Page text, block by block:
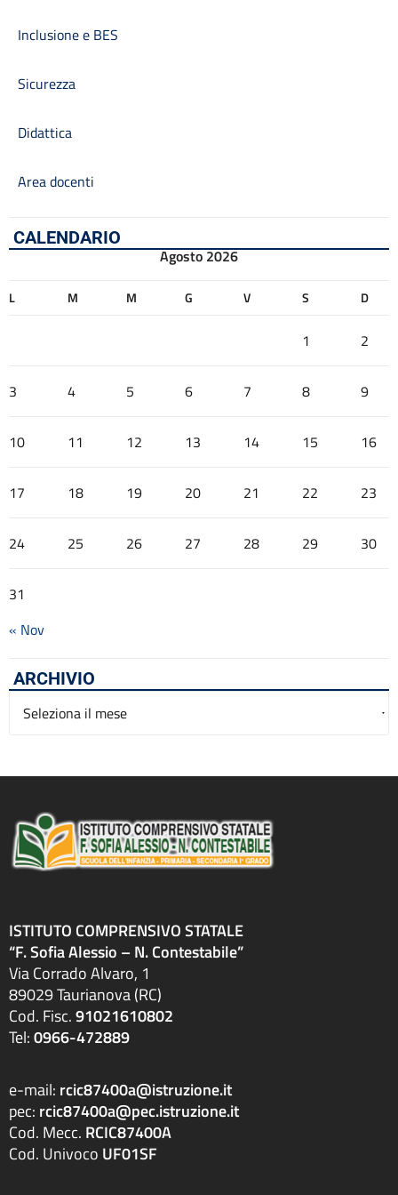
Inclusione e BES
Sicurezza
Didattica
Area docenti
CALENDARIO
Agosto 2026
L M M G V S D
1 2
3 4 5 6 7 8 9
10 11 12 13 14 15 16
17 18 19 20 21 22 23
24 25 26 27 28 29 30
31
« Nov
ARCHIVIO
Archivio
ISTITUTO COMPRENSIVO STATALE
“F. Sofia Alessio – N. Contestabile”
Via Corrado Alvaro, 1
89029 Taurianova (RC)
Cod. Fisc.91021610802
Tel:0966-472889
e-mail: rcic87400a@istruzione.it
pec: rcic87400a@pec.istruzione.it
Cod. Mecc. RCIC87400A
Cod. Univoco UF01SF